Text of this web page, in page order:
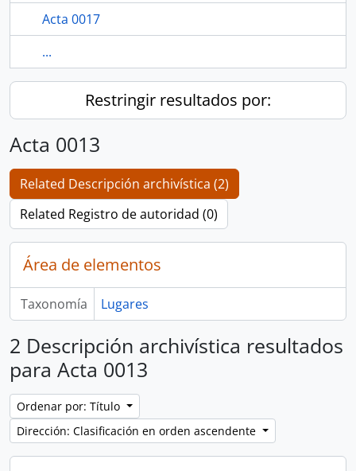
Acta 0017
...
Restringir resultados por:
Acta 0013
Related Descripción archivística (2)
Related Registro de autoridad (0)
Área de elementos
Taxonomía Lugares
2 Descripción archivística resultados
para Acta 0013
Ordenar por: Título
Dirección: Clasificación en orden ascendente